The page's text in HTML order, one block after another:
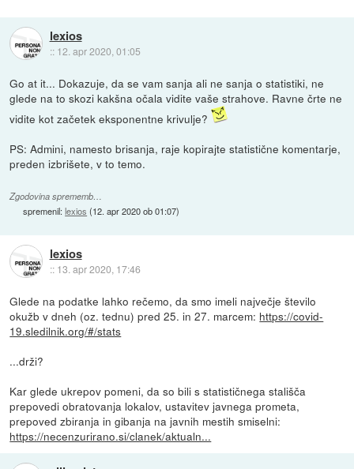
lexios
:: 12. apr 2020, 01:05
Go at it... Dokazuje, da se vam sanja ali ne sanja o statistiki, ne
glede na to skozi kakšna očala vidite vaše strahove. Ravne črte ne
vidite kot začetek eksponentne krivulje?
PS: Admini, namesto brisanja, raje kopirajte statistične komentarje,
preden izbrišete, v to temo.
Zgodovina sprememb…
spremenil:lexios (12. apr 2020 ob 01:07)
lexios
:: 13. apr 2020, 17:46
Glede na podatke lahko rečemo, da smo imeli največje število
okužb v dneh (oz. tednu) pred 25. in 27. marcem: https://covid-
19.sledilnik.org/#/stats
...drži?
Kar glede ukrepov pomeni, da so bili s statističnega stališča
prepovedi obratovanja lokalov, ustavitev javnega prometa,
prepoved zbiranja in gibanja na javnih mestih smiselni:
https://necenzurirano.si/clanek/aktualn...